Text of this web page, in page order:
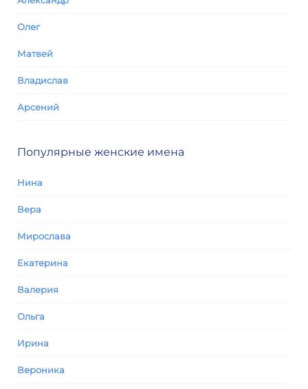
Олег
Матвей
Владислав
Арсений
Популярные женские имена
Нина
Вера
Мирослава
Екатерина
Валерия
Ольга
Ирина
Вероника